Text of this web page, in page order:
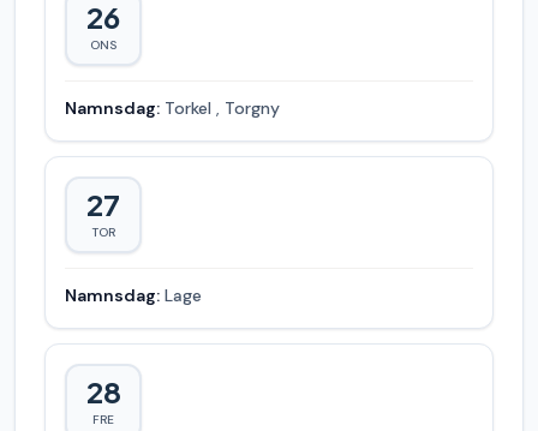
26
ONS
Namnsdag: Torkel , Torgny
27
TOR
Namnsdag: Lage
28
FRE